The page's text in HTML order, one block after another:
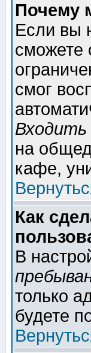
Почему
Если вы
сможете
смог
на
кафе,
Как
В
только
будете